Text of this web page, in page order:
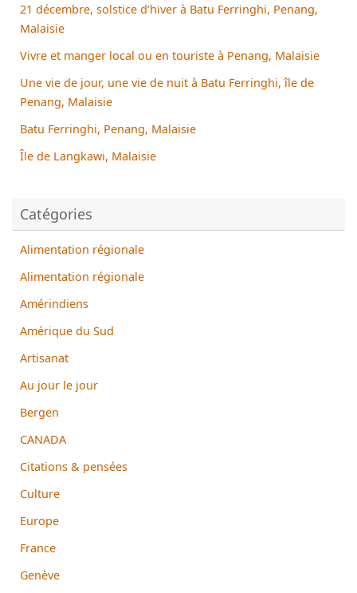
21 décembre, solstice d’hiver à Batu Ferringhi, Penang,
Malaisie
Vivre et manger local ou en touriste à Penang, Malaisie
Une vie de jour, une vie de nuit à Batu Ferringhi, île de
Penang, Malaisie
Batu Ferringhi, Penang, Malaisie
Île de Langkawi, Malaisie
Catégories
Alimentation régionale
Alimentation régionale
Amérindiens
Amérique du Sud
Artisanat
Au jour le jour
Bergen
CANADA
Citations & pensées
Culture
Europe
France
Genève